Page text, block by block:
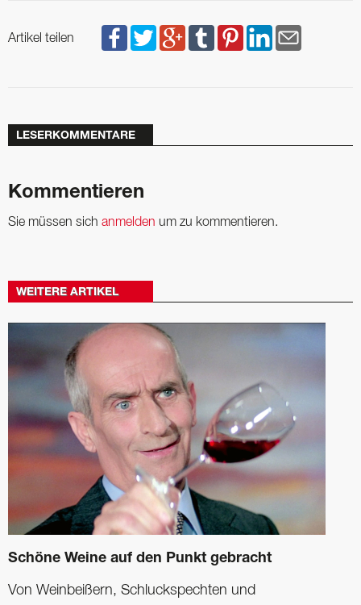
Artikel teilen
LESERKOMMENTARE
Kommentieren
Sie müssen sich anmelden um zu kommentieren.
WEITERE ARTIKEL
Schöne Weine auf den Punkt gebracht
Von Weinbeißern, Schluckspechten und